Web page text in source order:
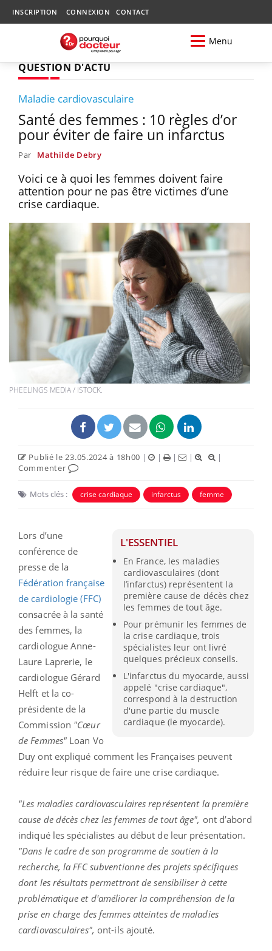
INSCRIPTION CONNEXION CONTACT
Menu
QUESTION D'ACTU
Maladie cardiovasculaire
Santé des femmes : 10 règles d’or
pour éviter de faire un infarctus
Par Mathilde Debry
Voici ce à quoi les femmes doivent faire
attention pour ne pas être victimes d’une
crise cardiaque.
PHEELINGS MEDIA / ISTOCK.
Publié le 23.05.2024 à 18h00 | | | |
|
Commenter
Mots clés : crise cardiaque infarctus femme
L'ESSENTIEL
En France, les maladies
cardiovasculaires (dont
l’infarctus) représentent la
première cause de décès chez
les femmes de tout âge.
Pour prémunir les femmes de
la crise cardiaque, trois
spécialistes leur ont livré
quelques précieux conseils.
L'infarctus du myocarde, aussi
appelé "crise cardiaque",
correspond à la destruction
d'une partie du muscle
cardiaque (le myocarde).
Lors d’une
conférence de
presse de la
Fédération française
de cardiologie (FFC)
consacrée à la santé
des femmes, la
cardiologue Anne-
Laure Laprerie, le
cardiologue Gérard
Helft et la co-
présidente de la
Commission "Cœur
de Femmes" Loan Vo
Duy ont expliqué comment les Françaises peuvent
réduire leur risque de faire une crise cardiaque.
"Les maladies cardiovasculaires représentent la première
cause de décès chez les femmes de tout âge", ont d’abord
indiqué les spécialistes au début de leur présentation.
"Dans le cadre de son programme de soutien à la
recherche, la FFC subventionne des projets spécifiques
dont les résultats permettront de sensibiliser à cette
problématique et d'améliorer la compréhension de la
prise en charge des femmes atteintes de maladies
cardiovasculaires", ont-ils ajouté.